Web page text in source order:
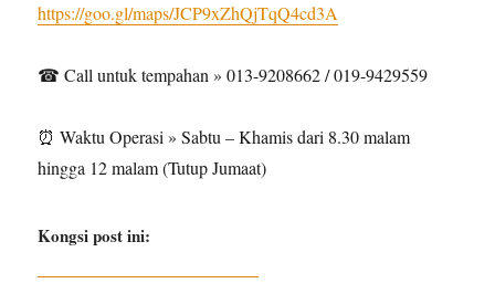
https://goo.gl/maps/JCP9xZhQjTqQ4cd3A
☎ Call untuk tempahan » 013-9208662 / 019-9429559
⏰ Waktu Operasi » Sabtu – Khamis dari 8.30 malam
hingga 12 malam (Tutup Jumaat)
Kongsi post ini: